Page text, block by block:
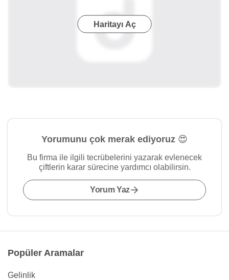
Haritayı Aç
Yorumunu çok merak ediyoruz 😍
Bu firma ile ilgili tecrübelerini yazarak evlenecek
çiftlerin karar sürecine yardımcı olabilirsin.
Yorum Yaz
Popüler Aramalar
Gelinlik